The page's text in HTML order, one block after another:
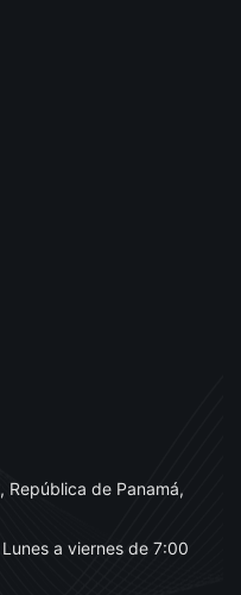
República de Panamá,
a viernes de 7:00